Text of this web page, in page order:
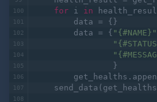
    get_healths
= []
health_result =
i in
        data = {}
"{#NAME}"
                }